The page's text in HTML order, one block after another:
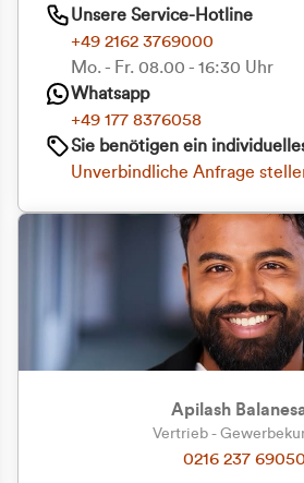
Zu welcher
Unsere Service-Hotline
+49 2162 3769000
Mo. - Fr. 08.00 - 16:30 Uhr
Whatsapp
+49 177 8376058
Sie benötigen ein
Unverbindliche Anfrage
Apilash
Vertrieb -
0216 237 69050